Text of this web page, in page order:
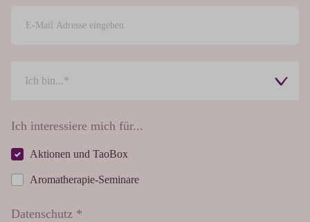
Ich interessiere mich für...
Aktionen und TaoBox
Aromatherapie-Seminare
Datenschutz *